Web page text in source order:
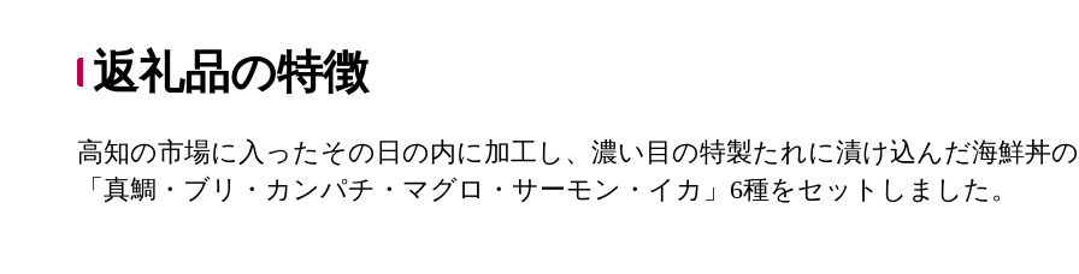
返礼品の特徴
高知の市場に入ったその日の内に加工し、濃い目の特製たれに漬け込んだ海鮮丼
「真鯛・ブリ・カンパチ・マグロ・サーモン・イカ」6種をセットしました。